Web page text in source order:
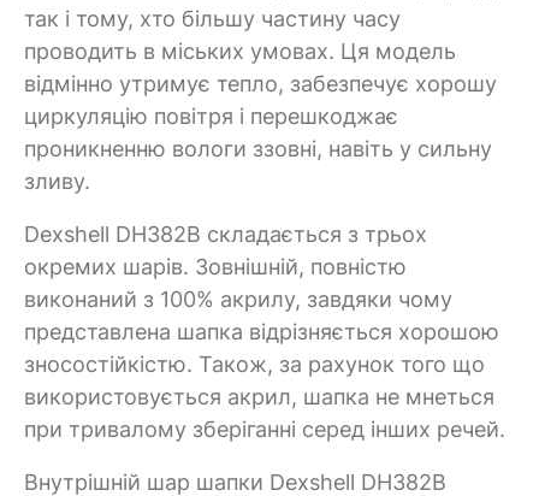
так і тому, хто більшу частину часу
проводить в міських умовах. Ця модель
відмінно утримує тепло, забезпечує хорошу
циркуляцію повітря і перешкоджає
проникненню вологи ззовні, навіть у сильну
зливу.
Dexshell DH382B складається з трьох
окремих шарів. Зовнішній, повністю
виконаний з 100% акрилу, завдяки чому
представлена шапка відрізняється хорошою
зносостійкістю. Також, за рахунок того що
використовується акрил, шапка не мнеться
при тривалому зберіганні серед інших речей.
Внутрішній шар шапки Dexshell DH382B